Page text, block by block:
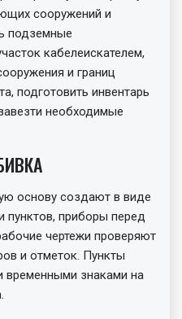
сооружений и
подземные
кабелеискателем,
и границ
подготовить инвентарь
необходимые
основу создают в виде
пунктов, приборы перед
чертежи проверяют
и отметок. Пункты
временными знаками на